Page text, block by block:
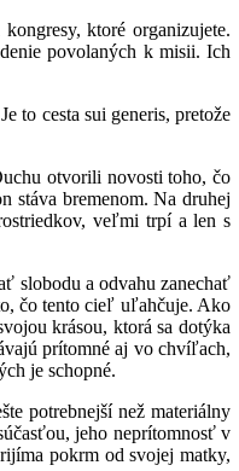
ktoré organizujete.
povolaných k misii. Ich
to cesta sui generis, pretože
otvorili novosti toho, čo
stáva bremenom. Na druhej
veľmi trpí a len s
slobodu a odvahu zanechať
čo tento cieľ uľahčuje. Ako
krásou, ktorá sa dotýka
prítomné aj vo chvíľach,
je schopné.
potrebnejší než materiálny
jeho neprítomnosť v
pokrm od svojej matky,